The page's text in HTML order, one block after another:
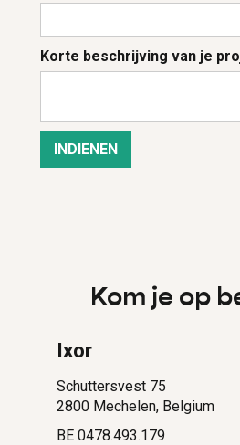
Korte beschrijving van je
Kom je op
Ixor
Schuttersvest 75
2800 Mechelen, Belgium
BE 0478.493.179